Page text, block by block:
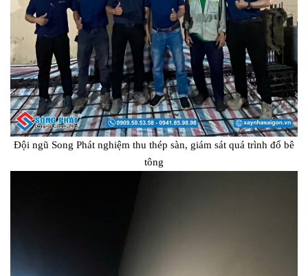
Đội ngũ Song Phát nghiệm thu thép sàn, giám sát quá trình đổ bê
tông